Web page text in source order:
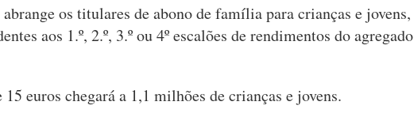
os titulares de abono de família para crianças e jovens,
aos 1.º, 2.º, 3.º ou 4º escalões de rendimentos do agregado
15 euros chegará a 1,1 milhões de crianças e jovens.